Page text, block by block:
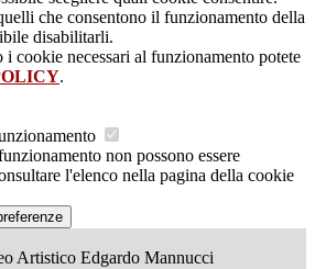
che consentono il funzionamento della
disabilitarli.
i cookie necessari al funzionamento potete
.
non possono essere
l'elenco nella pagina della cookie
Artistico Edgardo Mannucci